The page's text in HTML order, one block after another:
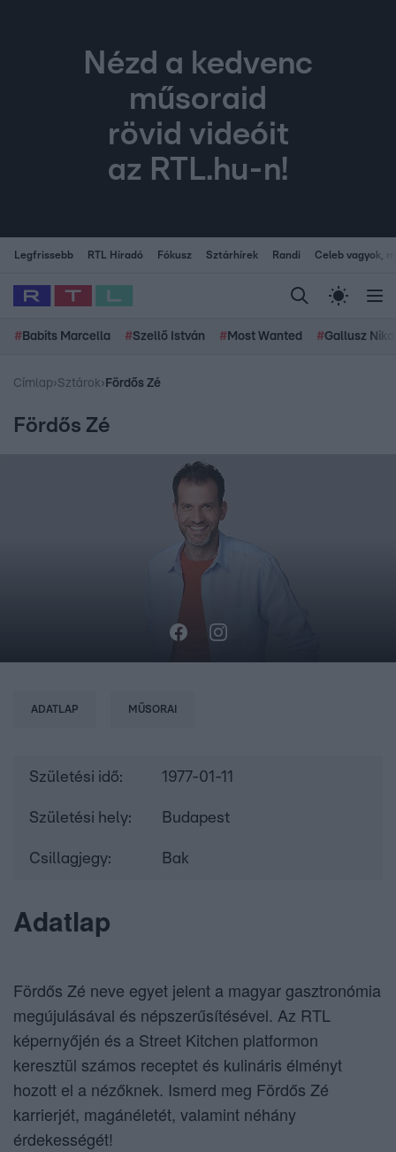
Nézd a kedvenc
műsoraid
rövid videóit
az RTL.hu-n!
Legfrissebb RTL Híradó Fókusz Sztárhírek Randi Celeb vagyok,
# Babits Marcella #Szellő István # Most Wanted #Gallusz
Címlap›Sztárok› Fördős Zé
Fördős Zé
ADATLAP MŰSORAI
Születési idő: 1977-01-11
Születési hely: Budapest
Csillagjegy: Bak
Adatlap
Fördős Zé neve egyet jelent a magyar gasztronómia
megújulásával és népszerűsítésével. Az RTL
képernyőjén és a Street Kitchen platformon
keresztül számos receptet és kulináris élményt
hozott el a nézőknek. Ismerd meg Fördős Zé
karrierjét, magánéletét, valamint néhány
érdekességét!